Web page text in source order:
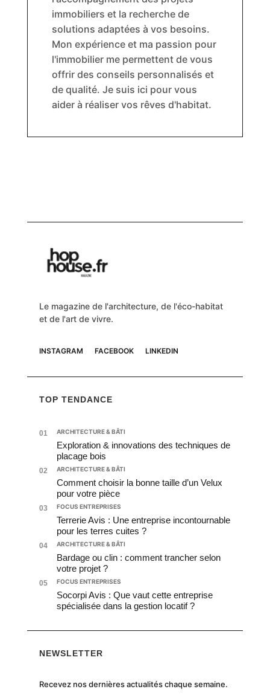
immobiliers et la recherche de
solutions adaptées à vos besoins.
Mon expérience et ma passion pour
l'immobilier me permettent de vous
offrir des conseils personnalisés et
de qualité. Je suis ici pour vous
aider à réaliser vos rêves d'habitat.
Le magazine de l'architecture, de l'éco-habitat
et de l'art de vivre.
INSTAGRAM FACEBOOK LINKEDIN
TOP TENDANCE
01 ARCHITECTURE & BÂTI
Exploration & innovations des techniques de
placage bois
02 ARCHITECTURE & BÂTI
Comment choisir la bonne taille d’un Velux
pour votre pièce
03 FOCUS ENTREPRISES
Terrerie Avis : Une entreprise incontournable
pour les terres cuites ?
04 ARCHITECTURE & BÂTI
Bardage ou clin : comment trancher selon
votre projet ?
05 FOCUS ENTREPRISES
Socorpi Avis : Que vaut cette entreprise
spécialisée dans la gestion locatif ?
NEWSLETTER
Recevez nos dernières actualités chaque semaine.